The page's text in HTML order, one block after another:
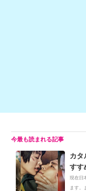
カタ
すす
現在日
ます。